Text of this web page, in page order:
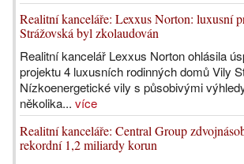
Realitní kanceláře: Lexxus Norton: luxusní
Strážovská byl zkolaudován
Realitní kancelář Lexxus Norton ohlásila
projektu 4 luxusních rodinných domů Vily
Nízkoenergetické vily s působivými
několika... více
Realitní kanceláře: Central Group
rekordní 1,2 miliardy korun